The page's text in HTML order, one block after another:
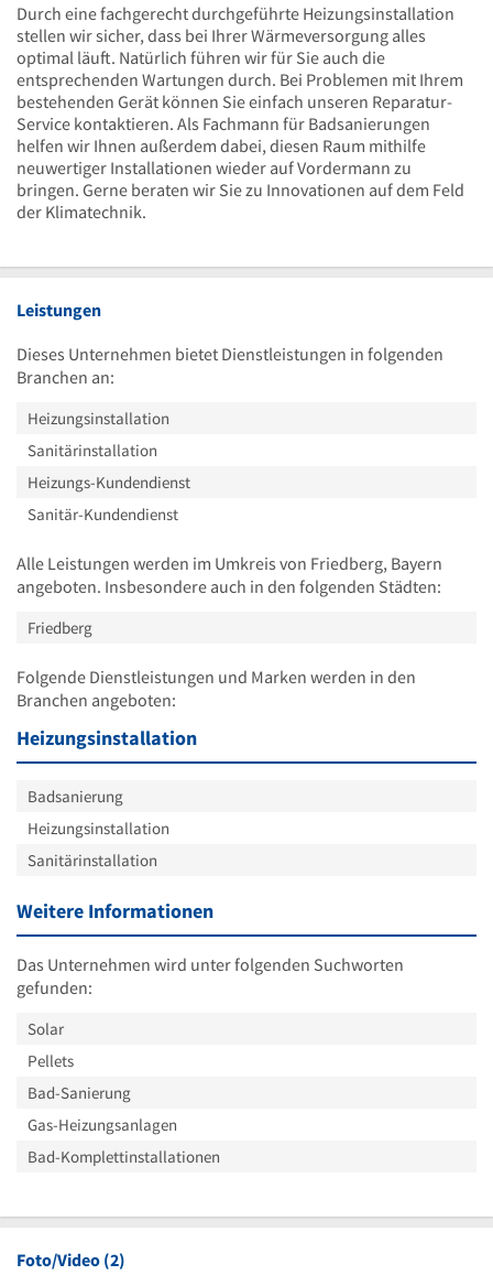
Durch eine fachgerecht durchgeführte Heizungsinstallation
stellen wir sicher, dass bei Ihrer Wärmeversorgung alles
optimal läuft. Natürlich führen wir für Sie auch die
entsprechenden Wartungen durch. Bei Problemen mit Ihrem
bestehenden Gerät können Sie einfach unseren Reparatur-
Service kontaktieren. Als Fachmann für Badsanierungen
helfen wir Ihnen außerdem dabei, diesen Raum mithilfe
neuwertiger Installationen wieder auf Vordermann zu
bringen. Gerne beraten wir Sie zu Innovationen auf dem Feld
der Klimatechnik.
Leistungen
Dieses Unternehmen bietet Dienstleistungen in folgenden
Branchen an:
Heizungsinstallation
Sanitärinstallation
Heizungs-Kundendienst
Sanitär-Kundendienst
Alle Leistungen werden im Umkreis von Friedberg, Bayern
angeboten. Insbesondere auch in den folgenden Städten:
Friedberg
Folgende Dienstleistungen und Marken werden in den
Branchen angeboten:
Heizungsinstallation
Badsanierung
Heizungsinstallation
Sanitärinstallation
Weitere Informationen
Das Unternehmen wird unter folgenden Suchworten
gefunden:
Solar
Pellets
Bad-Sanierung
Gas-Heizungsanlagen
Bad-Komplettinstallationen
Foto/Video (2)